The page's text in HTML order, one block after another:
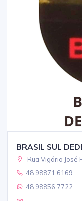
BRASIL SUL
Rua Vigário José
48 98871 6169
48 98856 7722